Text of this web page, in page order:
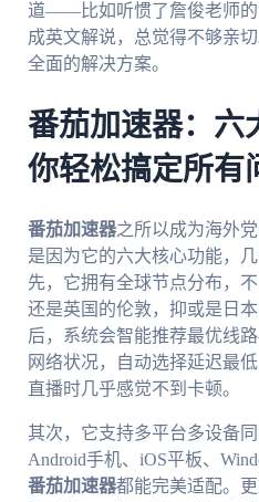
道——比如听惯了詹俊老师的
成英文解说，总觉得不够亲
全面的解决方案。
番茄加速器：六
你轻松搞定所有
番茄加速器之所以成为海外
是因为它的六大核心功能，
先，它拥有全球节点分布，
还是英国的伦敦，抑或是日
后，系统会智能推荐最优线
网络状况，自动选择延迟最
直播时几乎感觉不到卡顿。
其次，它支持多平台多设备
Android手机、iOS平板、
番茄加速器都能完美适配。